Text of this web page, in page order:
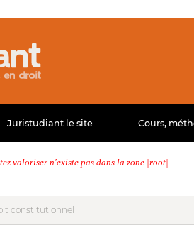
Juristudiant le site Cours,
valoriser n'existe pas dans la zone |root|.
constitutionnel